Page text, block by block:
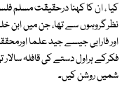
کیا ، ان کا کہنا درحقیقت مسلم
نظرگروہوں سے تھا، جن میں ابن
اور فارابی جیسے جید علما
فکرکے ہراول دستے کی قافلہ
شمیں روشن کیں۔